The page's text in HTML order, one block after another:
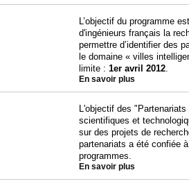
L’objectif du programme
d'ingénieurs français la
permettre d’identifier des
le domaine « villes
limite : 1er avril 2012.
En savoir plus
L'objectif des
scientifiques et
sur des projets de
partenariats a été confiée
programmes.
En savoir plus